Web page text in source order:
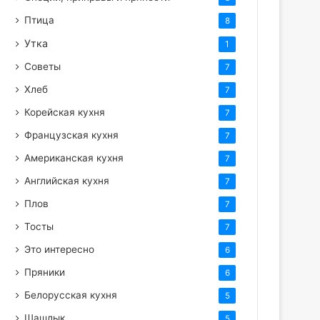
Птица 8
Утка 1
Советы 7
Хлеб 7
Корейская кухня 7
Французская кухня 7
Американская кухня 7
Английская кухня 7
Плов 7
Тосты 7
Это интересно 6
Пряники 6
Белорусская кухня 5